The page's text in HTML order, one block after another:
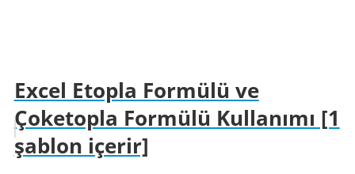
Excel Etopla Formülü ve
Çoketopla Formülü Kullanımı [1
şablon içerir]